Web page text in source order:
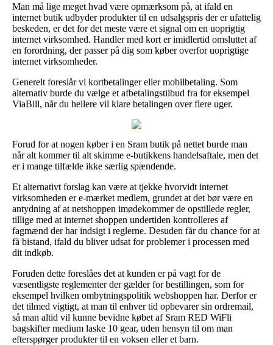
Man må lige meget hvad være opmærksom på, at ifald en
internet butik udbyder produkter til en udsalgspris der er ufattelig
beskeden, er det for det meste være et signal om en uoprigtig
internet virksomhed. Handler med kort er imidlertid omsluttet af
en forordning, der passer på dig som køber overfor uoprigtige
internet virksomheder.
Generelt foreslår vi kortbetalinger eller mobilbetaling. Som
alternativ burde du vælge et afbetalingstilbud fra for eksempel
ViaBill, når du hellere vil klare betalingen over flere uger.
Forud for at nogen køber i en Sram butik på nettet burde man
når alt kommer til alt skimme e-butikkens handelsaftale, men det
er i mange tilfælde ikke særlig spændende.
Et alternativt forslag kan være at tjekke hvorvidt internet
virksomheden er e-mærket medlem, grundet at det bør være en
antydning af at netshoppen imødekommer de opstillede regler,
tillige med at internet shoppen undertiden kontrolleres af
fagmænd der har indsigt i reglerne. Desuden får du chance for at
få bistand, ifald du bliver udsat for problemer i processen med
dit indkøb.
Foruden dette foreslåes det at kunden er på vagt for de
væsentligste reglementer der gælder for bestillingen, som for
eksempel hvilken ombytningspolitik webshoppen har. Derfor er
det tilmed vigtigt, at man til enhver tid opbevarer sin ordremail,
så man altid vil kunne bevidne købet af Sram RED WiFli
bagskifter medium laske 10 gear, uden hensyn til om man
efterspørger produkter til en voksen eller et barn.